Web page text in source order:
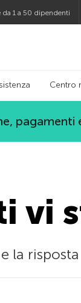
da 1 a 50 dipendenti
Centro
pagamenti
vi
la risposta